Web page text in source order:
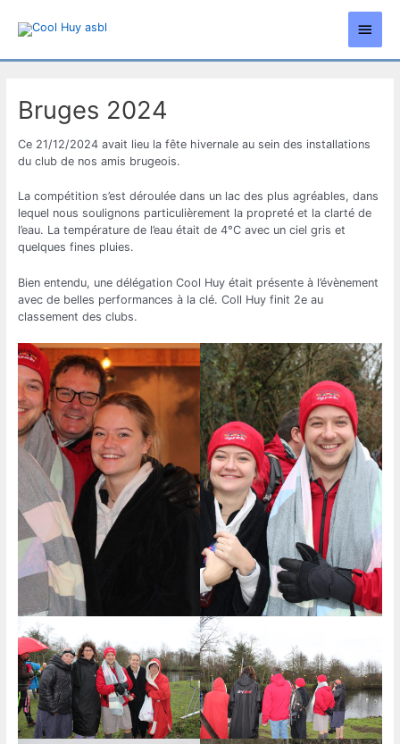
Menu
Bruges 2024
Ce 21/12/2024 avait lieu la fête hivernale au sein des installations
du club de nos amis brugeois.
La compétition s’est déroulée dans un lac des plus agréables, dans
lequel nous soulignons particulièrement la propreté et la clarté de
l’eau. La température de l’eau était de 4°C avec un ciel gris et
quelques fines pluies.
Bien entendu, une délégation Cool Huy était présente à l’évènement
avec de belles performances à la clé. Coll Huy finit 2e au
classement des clubs.